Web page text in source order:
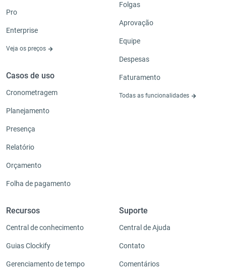
Pro
Enterprise
Veja os preços
Casos de uso
Cronometragem
Planejamento
Presença
Relatório
Orçamento
Folha de pagamento
Folgas
Aprovação
Equipe
Despesas
Faturamento
Todas as funcionalidades
Recursos
Central de conhecimento
Guias Clockify
Gerenciamento de tempo
Suporte
Central de Ajuda
Contato
Comentários